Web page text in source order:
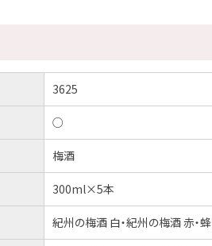
3625
○
梅酒
300ml×5本
紀州の梅酒 白・紀州の梅酒 赤・